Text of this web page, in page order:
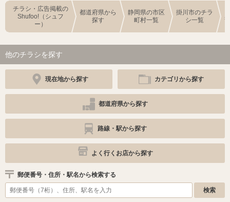
チラシ・広告掲載の
Shufoo!（シュフ
ー）
都道府県から
探す
静岡県の市区
町村一覧
掛川市のチラ
シ一覧
他のチラシを探す
現在地から探す カテゴリから探す
都道府県から探す
路線・駅から探す
よく行くお店から探す
郵便番号・住所・駅名から検索する